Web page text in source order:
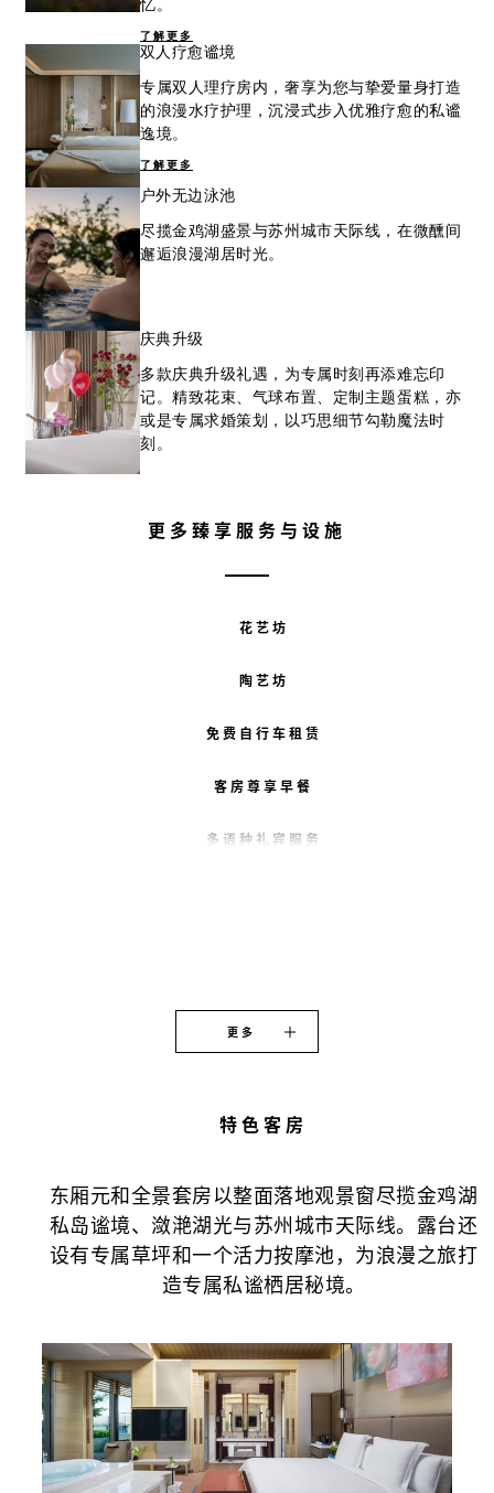
忆。
了解更多
双人疗愈谧境
专属双人理疗房内，奢享为您与挚爱量身打造
的浪漫水疗护理，沉浸式步入优雅疗愈的私谧
逸境。
了解更多
户外无边泳池
尽揽金鸡湖盛景与苏州城市天际线，在微醺间
邂逅浪漫湖居时光。
庆典升级
多款庆典升级礼遇，为专属时刻再添难忘印
记。精致花束、气球布置、定制主题蛋糕，亦
或是专属求婚策划，以巧思细节勾勒魔法时
刻。
更多臻享服务与设施
花艺坊
陶艺坊
免费自行车租赁
客房尊享早餐
多语种礼宾服务
更多
特色客房
东厢元和全景套房以整面落地观景窗尽揽金鸡湖
私岛谧境、潋滟湖光与苏州城市天际线。露台还
设有专属草坪和一个活力按摩池，为浪漫之旅打
造专属私谧栖居秘境。